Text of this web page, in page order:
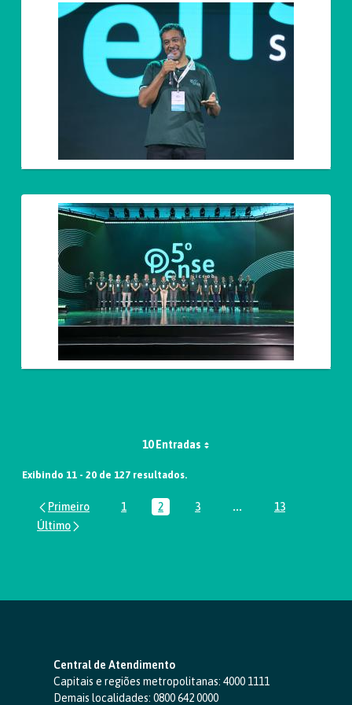
10 Entradas
Exibindo 11 - 20 de 127 resultados.
Página
1 Página
2 Página
3 ...PáginasPágina
13
Central de Atendimento
Capitais e regiões metropolitanas: 4000 1111
Demais localidades: 0800 642 0000